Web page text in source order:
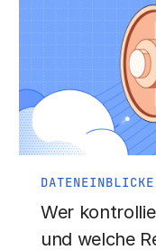
DATENEINBLICKE
Wer
und welche